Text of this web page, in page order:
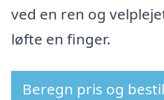
ved en ren og
løfte en finger.
Beregn pris og